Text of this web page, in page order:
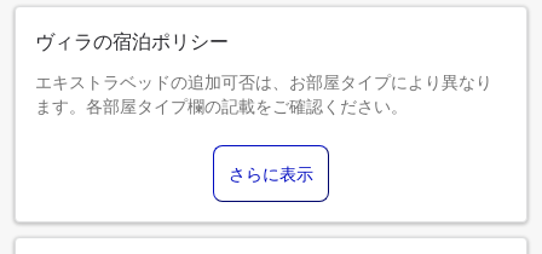
ヴィラの宿泊ポリシー
エキストラベッドの追加可否は、お部屋タイプにより異なり
ます。各部屋タイプ欄の記載をご確認ください。
さらに表示